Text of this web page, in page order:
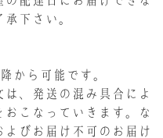
下さい。
から可能です。
、発送の混み具合によ
おこなっていきます。な
びお届け不可のお届け